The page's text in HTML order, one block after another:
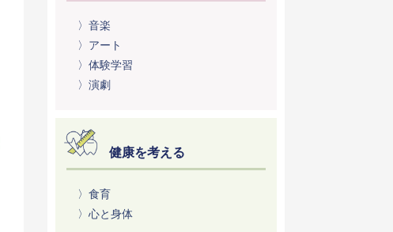
〉音楽
〉アート
〉体験学習
〉演劇
健康を考える
〉食育
〉心と身体